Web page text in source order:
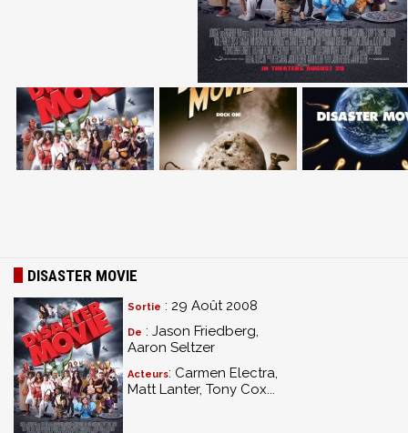
DISASTER MOVIE
Sortie : 29 Août 2008
De : Jason Friedberg,
Aaron Seltzer
Acteurs: Carmen Electra,
Matt Lanter, Tony Cox...